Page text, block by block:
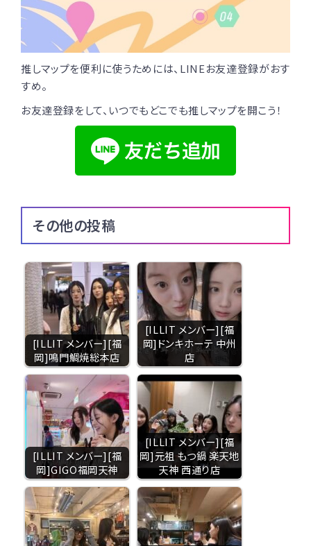
推しマップを便利に使うためには、LINEお友達登録がおす
すめ。
お友達登録をして、いつでもどこでも推しマップを開こう！
その他の投稿
[ILLIT メンバー][福
岡]鳴門鯛焼総本店
[ILLIT メンバー][福
岡]ドンキホーテ 中州
店
[ILLIT メンバー][福
岡]GIGO福岡天神
[ILLIT メンバー][福
岡]元祖 もつ鍋 楽天地
天神 西通り店